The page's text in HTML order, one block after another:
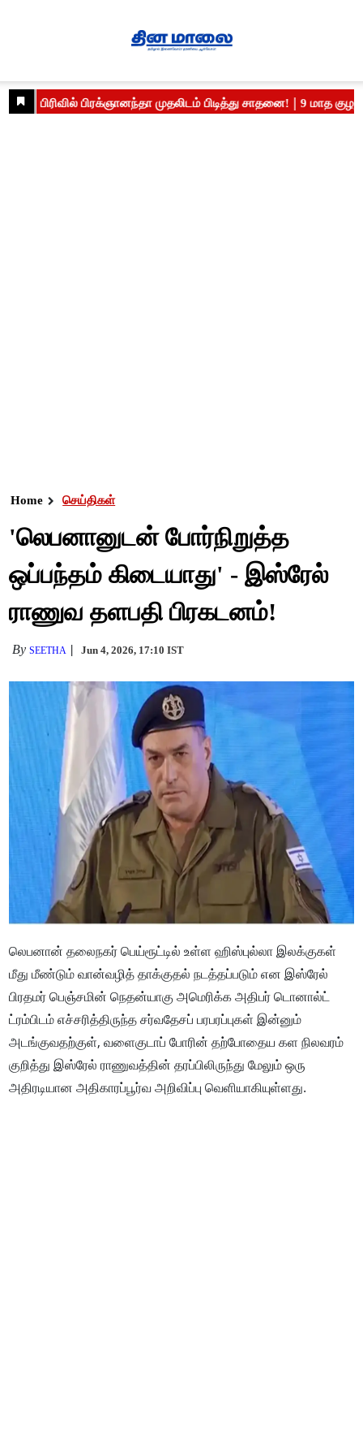
Home செய்திகள்
'லெபனானுடன் போர்நிறுத்த
ஒப்பந்தம் கிடையாது' - இஸ்ரேல்
ராணுவ தளபதி பிரகடனம்!
BySEETHA Jun 4, 2026, 17:10 IST
லெபனான் தலைநகர் பெய்ரூட்டில் உள்ள ஹிஸ்புல்லா இலக்குகள்
மீது மீண்டும் வான்வழித் தாக்குதல் நடத்தப்படும் என இஸ்ரேல்
பிரதமர் பெஞ்சமின் நெதன்யாகு அமெரிக்க அதிபர் டொனால்ட்
ட்ரம்பிடம் எச்சரித்திருந்த சர்வதேசப் பரபரப்புகள் இன்னும்
அடங்குவதற்குள், வளைகுடாப் போரின் தற்போதைய கள நிலவரம்
குறித்து இஸ்ரேல் ராணுவத்தின் தரப்பிலிருந்து மேலும் ஒரு
அதிரடியான அதிகாரப்பூர்வ அறிவிப்பு வெளியாகியுள்ளது.